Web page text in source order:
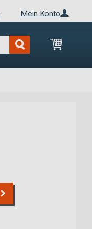
Mein Konto
Mein